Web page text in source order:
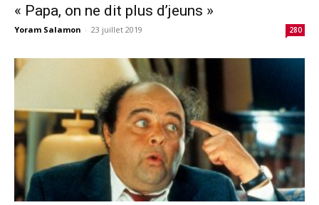
« Papa, on ne dit plus d’jeuns »
Yoram Salamon - 23 juillet 2019 280